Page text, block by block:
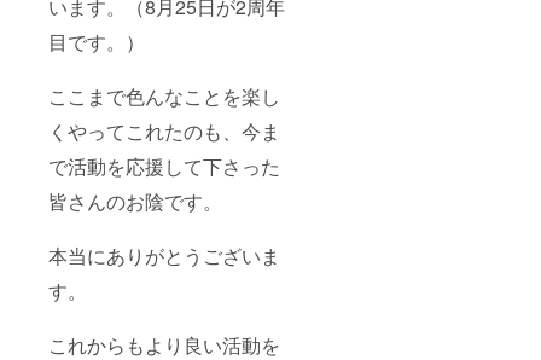
います。（8月25日が2周年
目です。）
ここまで色んなことを楽し
くやってこれたのも、今ま
で活動を応援して下さった
皆さんのお陰です。
本当にありがとうございま
す。
これからもより良い活動を